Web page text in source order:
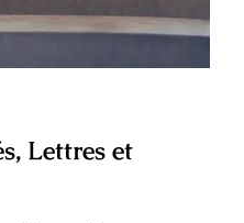
Lettres et